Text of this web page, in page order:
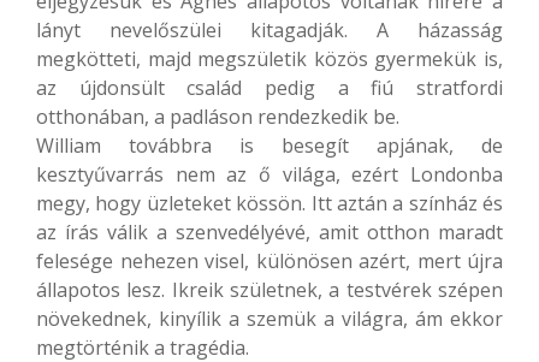
lányt nevelőszülei kitagadják. A házasság
megkötteti, majd megszületik közös gyermekük is,
az újdonsült család pedig a fiú stratfordi
otthonában, a padláson rendezkedik be.
William továbbra is besegít apjának, de
kesztyűvarrás nem az ő világa, ezért Londonba
megy, hogy üzleteket kössön. Itt aztán a színház és
az írás válik a szenvedélyévé, amit otthon maradt
felesége nehezen visel, különösen azért, mert újra
állapotos lesz. Ikreik születnek, a testvérek szépen
növekednek, kinyílik a szemük a világra, ám ekkor
megtörténik a tragédia.